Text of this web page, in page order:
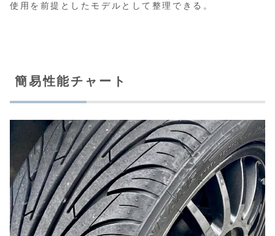
使用を前提としたモデルとして整理できる。
簡易性能チャート